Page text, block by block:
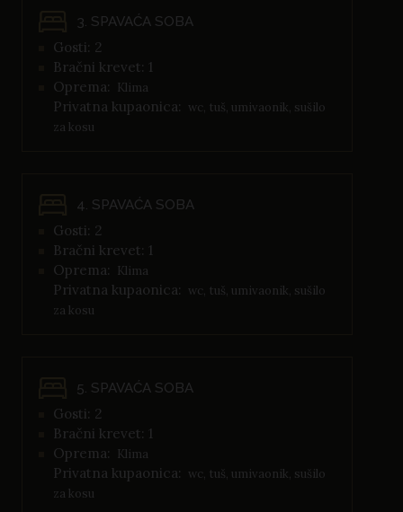
3. SPAVAĆA SOBA
Gosti: 2
Bračni krevet: 1
Oprema:
Klima
Privatna kupaonica: wc, tuš, umivaonik, sušilo
za kosu
4. SPAVAĆA SOBA
Gosti: 2
Bračni krevet: 1
Oprema:
Klima
Privatna kupaonica: wc, tuš, umivaonik, sušilo
za kosu
5. SPAVAĆA SOBA
Gosti: 2
Bračni krevet: 1
Oprema:
Klima
Privatna kupaonica: wc, tuš, umivaonik, sušilo
za kosu